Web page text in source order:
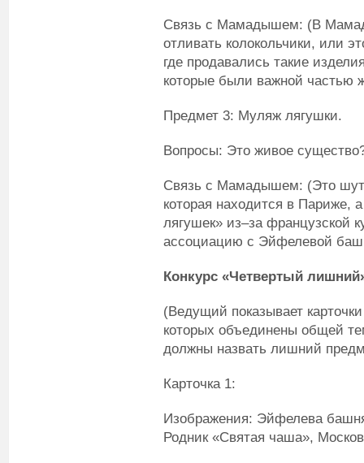
Связь с Мамадышем: (В
отливать колокольчики, или
где продавались такие
которые были важной частью
Предмет 3: Муляж лягушки.
Вопросы: Это живое
Связь с Мамадышем: (Это
которая находится в Париже,
лягушек» из–за французской
ассоциацию с Эйфелевой
Конкурс «Четвертый
(Ведущий показывает
которых объединены общей
должны назвать лишний
Карточка 1:
Изображения: Эйфелева
Родник «Святая чаша»,